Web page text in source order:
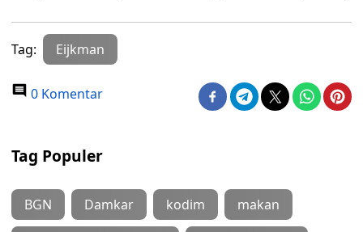
Tag: Eijkman
0 Komentar
Tag Populer
BGN Damkar kodim makan